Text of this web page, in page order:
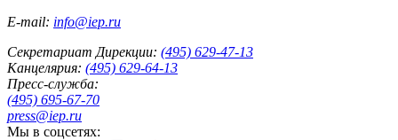
E-mail: info@iep.ru
Секретариат Дирекции: (495) 629-47-13
Канцелярия: (495) 629-64-13
Пресс-служба:
(495) 695-67-70
press@iep.ru
Мы в соцсетях: